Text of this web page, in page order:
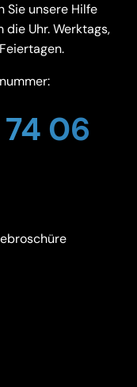
Sie unsere Hilfe
Uhr. Werktags,
74 06